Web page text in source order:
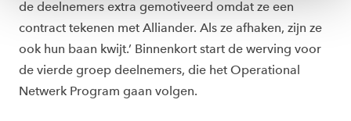
de deelnemers extra gemotiveerd omdat ze een
contract tekenen met Alliander. Als ze afhaken, zijn ze
ook hun baan kwijt.’ Binnenkort start de werving voor
de vierde groep deelnemers, die het Operational
Netwerk Program gaan volgen.